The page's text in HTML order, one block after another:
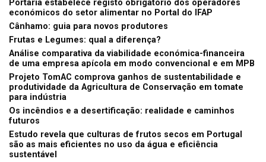
Portaria estabelece registo obrigatório dos operadores
económicos do setor alimentar no Portal do IFAP
Cânhamo: guia para novos produtores
Frutas e Legumes: qual a diferença?
Análise comparativa da viabilidade económica-financeira
de uma empresa apícola em modo convencional e em MPB
Projeto TomAC comprova ganhos de sustentabilidade e
produtividade da Agricultura de Conservação em tomate
para indústria
Os incêndios e a desertificação: realidade e caminhos
futuros
Estudo revela que culturas de frutos secos em Portugal
são as mais eficientes no uso da água e eficiência
sustentável